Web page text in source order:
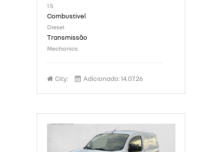
1.5
Diesel
Mechanics
City: Adicionado:14.07.26